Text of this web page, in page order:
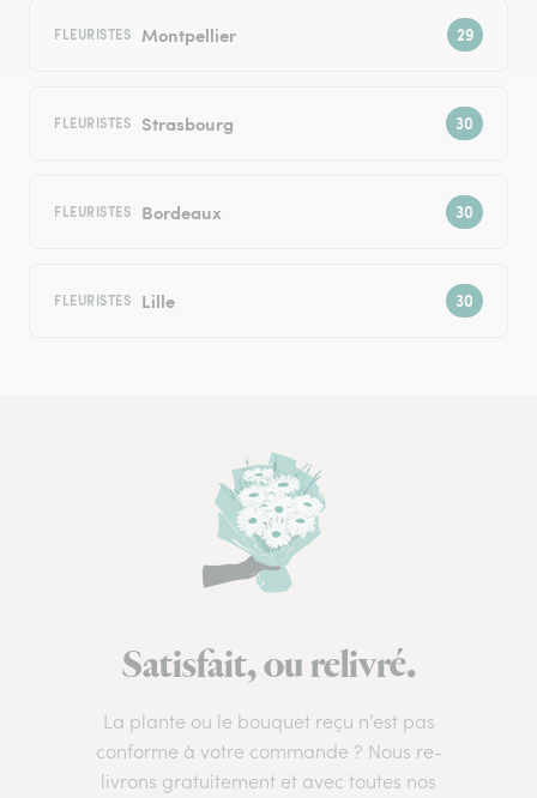
FLEURISTES Montpellier
FLEURISTES Strasbourg
FLEURISTES Bordeaux
FLEURISTES Lille
Satisfait, ou relivré.
La plante ou le bouquet reçu n’est pas
conforme à votre commande ? Nous re-
livrons gratuitement et avec toutes nos